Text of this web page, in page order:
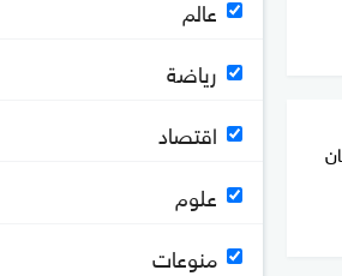
عالم
رياضة
اقتصاد
علوم
منوعات